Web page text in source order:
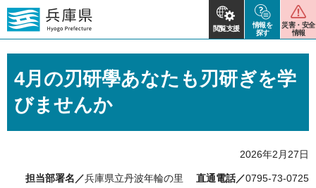
閲覧支援
情報を
探す
災害・安全
情報
4月の刃研學あなたも刃研ぎを学
びませんか
2026年2月27日
担当部署名／兵庫県立丹波年輪の里 直通電話／0795-73-0725